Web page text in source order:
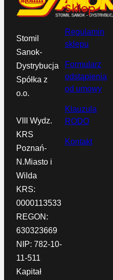
Stomil
Sanok-
Dystrybucja
Spółka z
o.o.
VIII Wydz.
KRS
Poznań-
N.Miasto i
Wilda
KRS:
0000113533
REGON:
630323669
NIP: 782-10-
11-511
Kapitał
Sklep
Regulamin
sklepu
Formularz
odstąpienia
od umowy
Klauzula
RODO
Kontakt